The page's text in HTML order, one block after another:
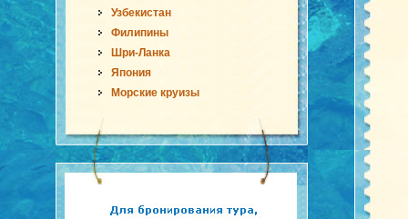
Узбекистан
Филипины
Шри-Ланка
Япония
Морские круизы